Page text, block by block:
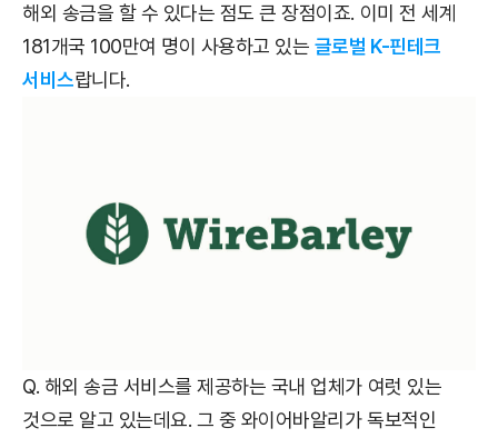
해외 송금을 할 수 있다는 점도 큰 장점이죠. 이미 전 세계
181개국 100만여 명이 사용하고 있는 글로벌 K-핀테크
서비스랍니다.
Q. 해외 송금 서비스를 제공하는 국내 업체가 여럿 있는
것으로 알고 있는데요. 그 중 와이어바알리가 독보적인